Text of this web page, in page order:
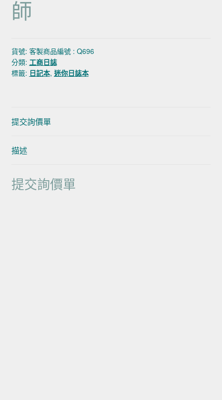
師
貨號: 客製商品編號 : Q696
分類: 工商日誌
標籤: 日記本, 迷你日誌本
提交詢價單
描述
提交詢價單